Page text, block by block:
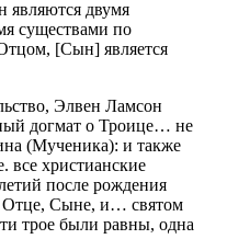
двумя
существами по
[Сын] является
Элвен Ламсон
догмат о Троице… не
(Мученика): и также
все христианские
после рождения
Отце, Сыне, и… святом
трое были равны, одна